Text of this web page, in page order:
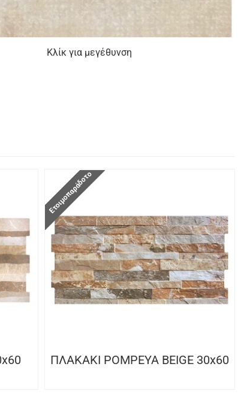
Κλίκ για μεγέθυνση
Ετοιμοπαράδοτο
ΠΛΑΚΑΚΙ POMPEYA BEIGE 30x60